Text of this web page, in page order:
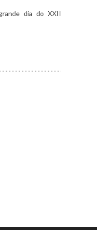
dia do XXII